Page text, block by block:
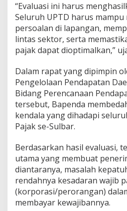
“Evaluasi ini harus
Seluruh UPTD harus mampu
persoalan di lapangan,
lintas sektor, serta
pajak dapat dioptimalkan,”
Dalam rapat yang dipimpin
Pengelolaan Pendapatan
Bidang Perencanaan
tersebut, Bapenda
kendala yang dihadapi
Pajak se-Sulbar.
Berdasarkan hasil evaluasi,
utama yang membuat
diantaranya, masalah
rendahnya kesadaran wajib
(korporasi/perorangan)
membayar kewajibannya.